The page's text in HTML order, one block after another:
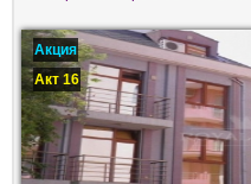
Акция
Акт 16